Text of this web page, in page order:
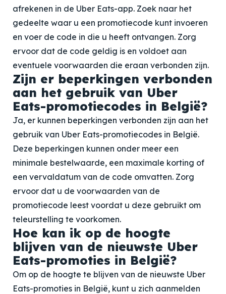
afrekenen in de Uber Eats-app. Zoek naar het
gedeelte waar u een promotiecode kunt invoeren
en voer de code in die u heeft ontvangen. Zorg
ervoor dat de code geldig is en voldoet aan
eventuele voorwaarden die eraan verbonden zijn.
Zijn er beperkingen verbonden
aan het gebruik van Uber
Eats-promotiecodes in België?
Ja, er kunnen beperkingen verbonden zijn aan het
gebruik van Uber Eats-promotiecodes in België.
Deze beperkingen kunnen onder meer een
minimale bestelwaarde, een maximale korting of
een vervaldatum van de code omvatten. Zorg
ervoor dat u de voorwaarden van de
promotiecode leest voordat u deze gebruikt om
teleurstelling te voorkomen.
Hoe kan ik op de hoogte
blijven van de nieuwste Uber
Eats-promoties in België?
Om op de hoogte te blijven van de nieuwste Uber
Eats-promoties in België, kunt u zich aanmelden